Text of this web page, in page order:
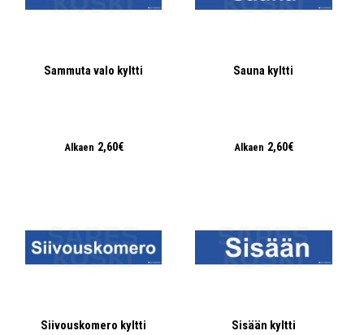
Sammuta valo kyltti
Alkaen 2,60€
Sauna kyltti
Alkaen 2,60€
Siivouskomero kyltti Sisään kyltti